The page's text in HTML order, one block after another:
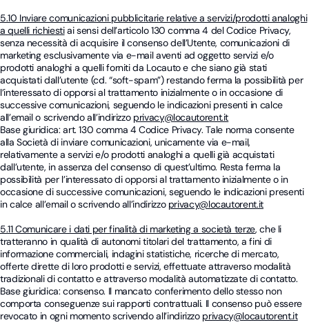
5.10 Inviare comunicazioni pubblicitarie relative a servizi/prodotti analoghi
a quelli richiestiai sensi dell’articolo 130 comma 4 del Codice Privacy,
senza necessità di acquisire il consenso dell’Utente, comunicazioni di
marketing esclusivamente via e-mail aventi ad oggetto servizi e/o
prodotti analoghi a quelli forniti da Locauto e che siano già stati
acquistati dall’utente (cd. “soft-spam”) restando ferma la possibilità per
l’interessato di opporsi al trattamento inizialmente o in occasione di
successive comunicazioni, seguendo le indicazioni presenti in calce
all’email o scrivendo all’indirizzo privacy@locautorent.it
Base giuridica: art. 130 comma 4 Codice Privacy. Tale norma consente
alla Società di inviare comunicazioni, unicamente via e-mail,
relativamente a servizi e/o prodotti analoghi a quelli già acquistati
dall’utente, in assenza del consenso di quest’ultimo. Resta ferma la
possibilità per l’interessato di opporsi al trattamento inizialmente o in
occasione di successive comunicazioni, seguendo le indicazioni presenti
in calce all’email o scrivendo all’indirizzo privacy@locautorent.it
5.11 Comunicare i dati per finalità di marketing a società terze, che li
tratteranno in qualità di autonomi titolari del trattamento, a fini di
informazione commerciali, indagini statistiche, ricerche di mercato,
offerte dirette di loro prodotti e servizi, effettuate attraverso modalità
tradizionali di contatto e attraverso modalità automatizzate di contatto.
Base giuridica: consenso. Il mancato conferimento dello stesso non
comporta conseguenze sui rapporti contrattuali. Il consenso può essere
revocato in ogni momento scrivendo all’indirizzo privacy@locautorent.it